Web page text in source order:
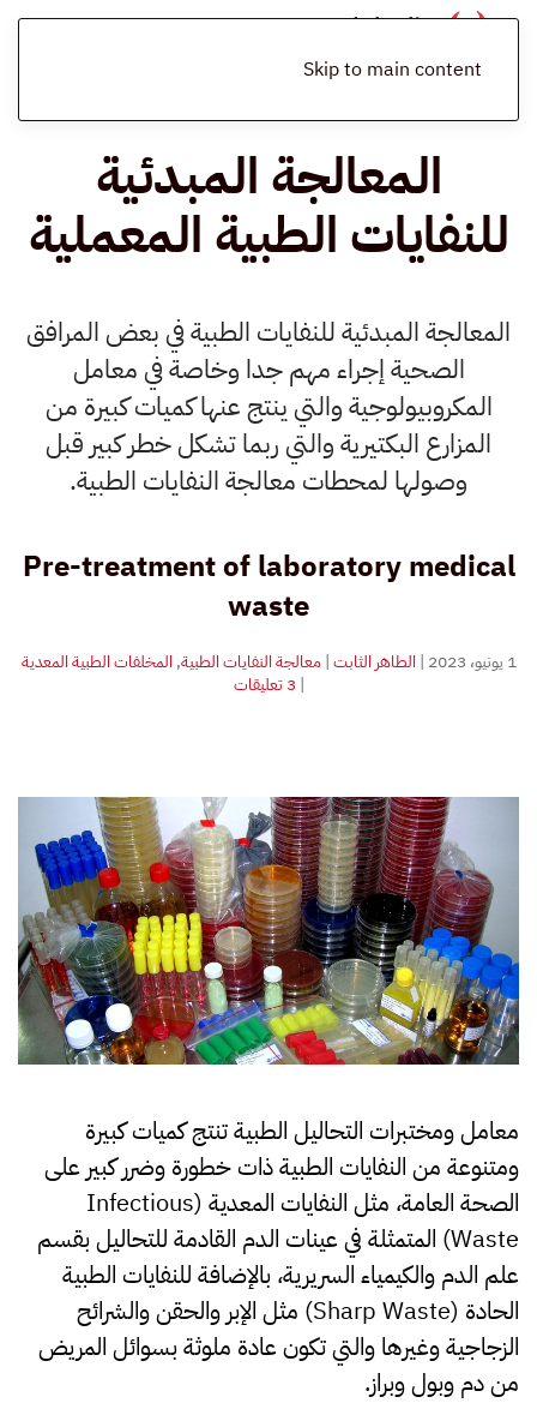
Skip to main content
الطبية المعملية
المعالجة المبدئية
للنفايات الطبية المعملية
المعالجة المبدئية للنفايات الطبية في بعض المرافق
الصحية إجراء مهم جدا وخاصة في معامل
المكروبيولوجية والتي ينتج عنها كميات كبيرة من
المزارع البكتيرية والتي ربما تشكل خطر كبير قبل
وصولها لمحطات معالجة النفايات الطبية.
Pre-treatment of laboratory medical
waste
1 يونيو، 2023 | الطاهر الثابت|معالجة النفايات الطبية, المخلفات الطبية المعدية
| 3 تعليقات
على
المعملية
معامل ومختبرات التحاليل الطبية تنتج كميات كبيرة
ومتنوعة من النفايات الطبية ذات خطورة وضرر كبير على
الصحة العامة، مثل النفايات المعدية (Infectious
Waste) المتمثلة في عينات الدم القادمة للتحاليل بقسم
علم الدم والكيمياء السريرية، بالإضافة للنفايات الطبية
الحادة (Sharp Waste) مثل الإبر والحقن والشرائح
الزجاجية وغيرها والتي تكون عادة ملوثة بسوائل المريض
من دم وبول وبراز.